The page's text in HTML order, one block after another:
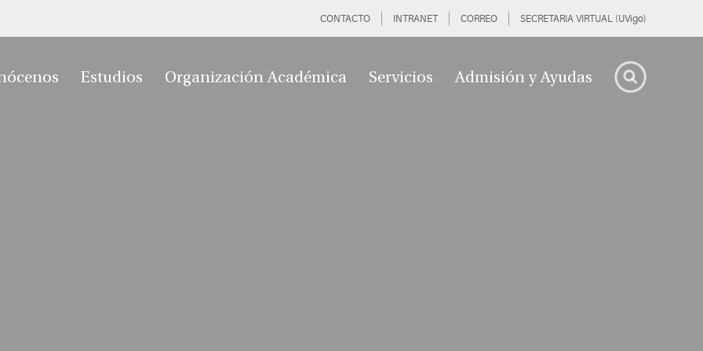
CONTACTO INTRANET CORREO SECRETARIA VIRTUAL (UVigo)
Estudios Organización Académica Servicios Admisión y Ayudas